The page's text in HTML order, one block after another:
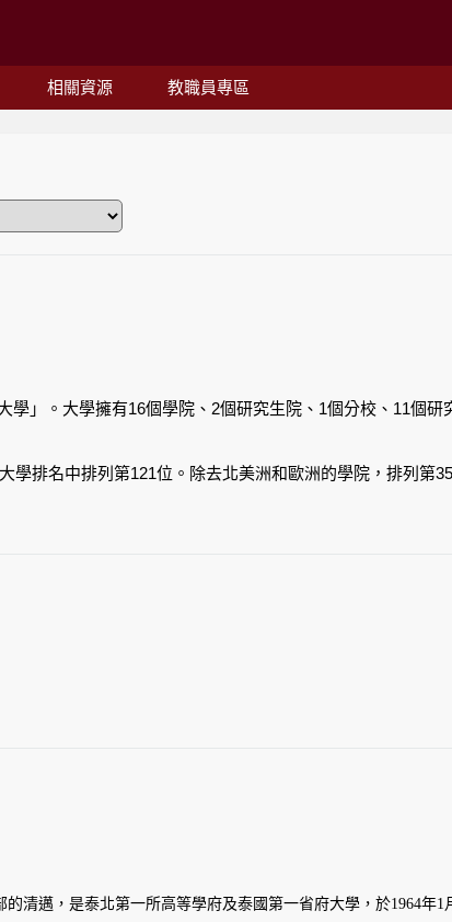
相關資源 教職員專區
學」。大學擁有16個學院、2個研究生院、1個分校、11個
學排名中排列第121位。除去北美洲和歐洲的學院，排列第
其中之一。
的清邁，是泰北第一所高等學府及泰國第一省府大學，於1964年